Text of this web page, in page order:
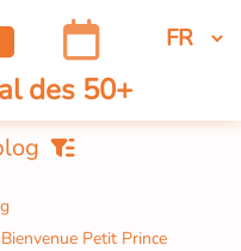
des 50+
Petit Prince